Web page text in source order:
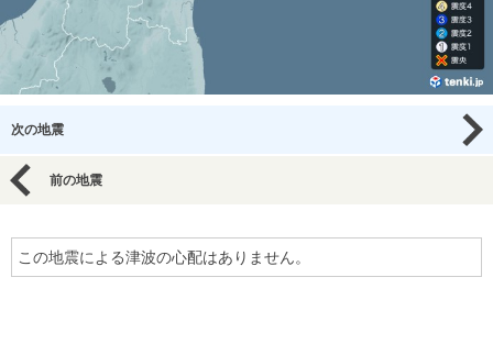
次の地震
前の地震
この地震による津波の心配はありません。